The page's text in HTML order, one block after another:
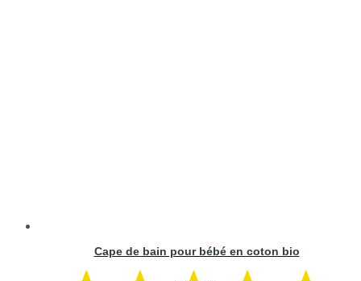
Cape de bain pour bébé en coton bio